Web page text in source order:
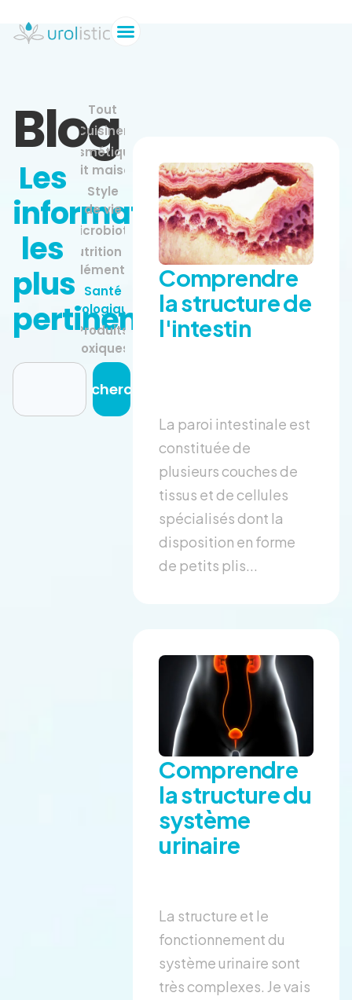
Blog
Les
informations
les
plus
pertinentes
Recherche
Cuisiner
Cosmétiques
fait maison
Style
de vie
Microbiote
Nutrition et
supplémentation
Santé
urologique
Produits
toxiques
Tout
Comprendre
la structure de
l'intestin
La paroi intestinale est
constituée de
plusieurs couches de
tissus et de cellules
spécialisés dont la
disposition en forme
de petits plis...
Comprendre
la structure du
système
urinaire
La structure et le
fonctionnement du
système urinaire sont
très complexes. Je vais